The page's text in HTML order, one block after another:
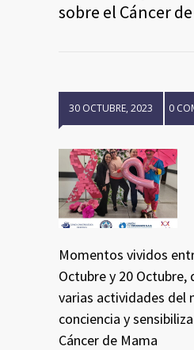
sobre el Cáncer
30 OCTUBRE, 2023 0
Momentos vividos
Octubre y 20 Octubre,
varias actividades del
conciencia y
Cáncer de Mama